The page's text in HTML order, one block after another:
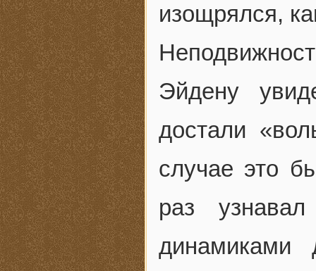
изощрялся,
Эйдену
достали
случае это
раз
динамиками